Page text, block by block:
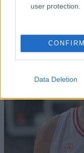
user protection.
CONFIRM
Data Deletion
δισ. δολάρια